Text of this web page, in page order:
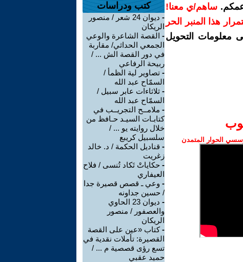
ساهم/ي معنا!
هذا المنبر الحر
معلومات التحويل
الحوار المتمدن
كتب ودراسات
-
ديوان 24 شعر / منصور
الريكان
- القصة الشاعرة والوعي
الجمعي الحداثي/ مقاربة
في دور القصة الش ... /
ربيحة الرفاعي
- تصاوير لية الظمأ /
السمّاح عبد الله
- ثلاثاءات عابر سبيل /
السمّاح عبد الله
- ملامــح التجريــب في
كتابـات السيـد حـافظ من
خلال روايته يو ... /
سلسبيل كريبع
- قناديل الحكمة / د. خالد
زغريت
- حكاياتْ تَكاد تُنسى / فلاح
العيفاري
- وعي ـ قصص قصيرة جدا
/ حسين جداونه
-
ديوان 23 الحاوي
والعصفور / منصور
الريكان
-كتاب «عين على القصة
القصيرة: تأملات نقدية في
تسع رؤى قصصية م ... /
حميد عقبي